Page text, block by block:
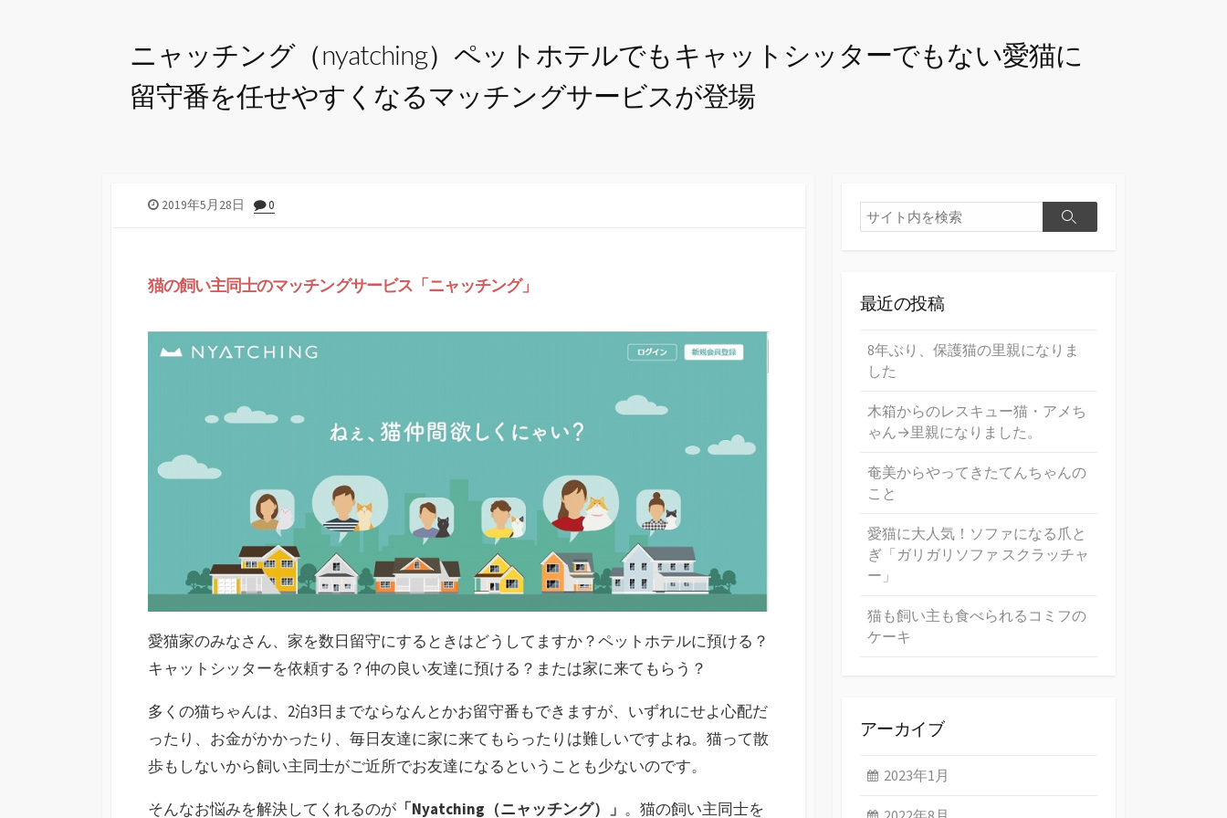
ニャッチング（nyatching）ペットホテルでもキャットシッターでもない愛猫に
留守番を任せやすくなるマッチングサービスが登場
2019年5月28日 0
猫の飼い主同士のマッチングサービス「ニャッチング」
愛猫家のみなさん、家を数日留守にするときはどうしてますか？ペットホテルに預ける？
キャットシッターを依頼する？仲の良い友達に預ける？または家に来てもらう？
多くの猫ちゃんは、2泊3日までならなんとかお留守番もできますが、いずれにせよ心配だ
ったり、お金がかかったり、毎日友達に家に来てもらったりは難しいですよね。猫って散
歩もしないから飼い主同士がご近所でお友達になるということも少ないのです。
そんなお悩みを解決してくれるのが 「Nyatching（ニャッチング）」 。猫の飼い主同士を
最近の投稿
8年ぶり、保護猫の里親になりま
した
木箱からのレスキュー猫・アメち
ゃん→里親になりました。
奄美からやってきたてんちゃんの
こと
愛猫に大人気！ソファになる爪と
ぎ「ガリガリソファ スクラッチャ
ー」
猫も飼い主も食べられるコミフの
ケーキ
アーカイブ
2023年1月